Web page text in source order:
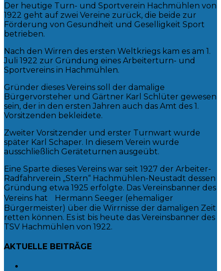
Der heutige Turn- und Sportverein Hachmühlen von
1922 geht auf zwei Vereine zurück, die beide zur
Förderung von Gesundheit und Geselligkeit Sport
betrieben.
Nach den Wirren des ersten Weltkriegs kam es am 1.
Juli 1922 zur Gründung eines Arbeiterturn- und
Sportvereins in Hachmühlen.
Gründer dieses Vereins soll der damalige
Bürgervorsteher und Gärtner Karl Schlüter gewesen
sein, der in den ersten Jahren auch das Amt des 1.
Vorsitzenden bekleidete.
Zweiter Vorsitzender und erster Turnwart wurde
später Karl Schaper. In diesem Verein wurde
ausschließlich Geräteturnen ausgeübt.
Eine Sparte dieses Vereins war seit 1927 der Arbeiter-
Radfahrverein „Stern“ Hachmühlen-Neustadt dessen
Gründung etwa 1925 erfolgte. Das Vereinsbanner des
Vereins hat Hermann Seeger (ehemaliger
Bürgermeister) über die Wirrnisse der damaligen Zeit
retten können. Es ist bis heute das Vereinsbanner des
TSV Hachmühlen von 1922.
AKTUELLE BEITRÄGE